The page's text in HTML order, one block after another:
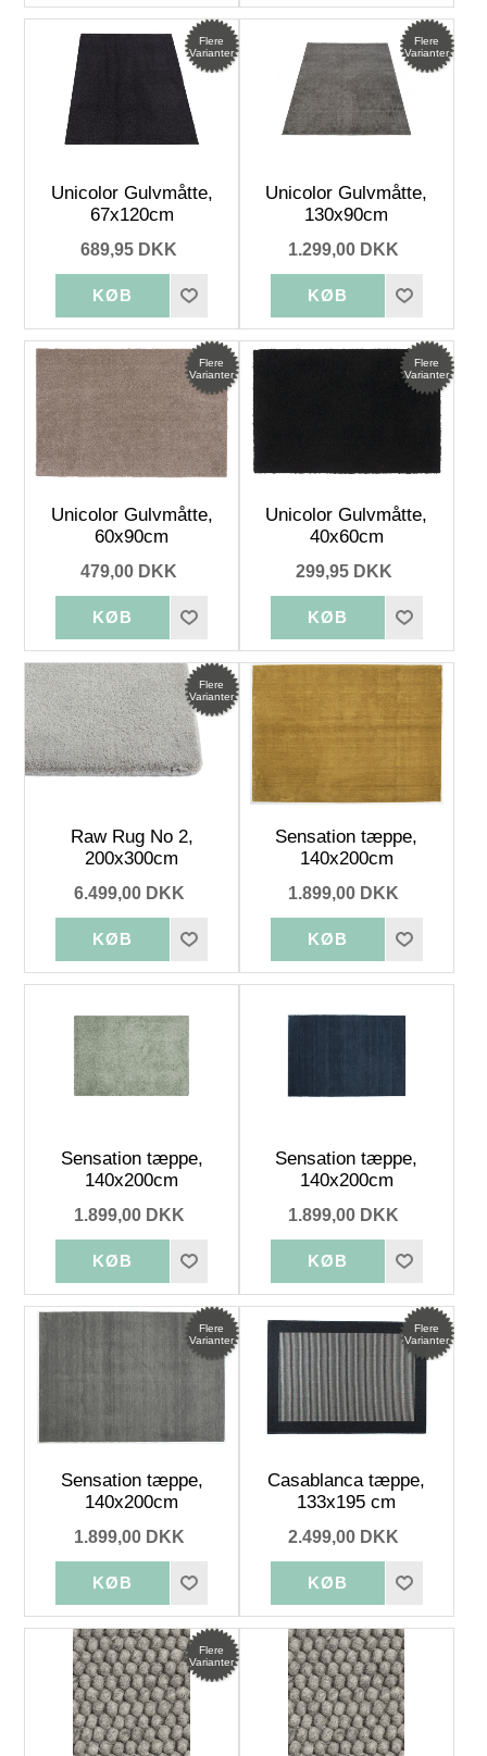
Flere
Varianter
Unicolor Gulvmåtte,
67x120cm
689,95 DKK
Flere
Varianter
Unicolor Gulvmåtte,
130x90cm
1.299,00 DKK
Flere
Varianter
Unicolor Gulvmåtte,
60x90cm
479,00 DKK
Flere
Varianter
Unicolor Gulvmåtte,
40x60cm
299,95 DKK
Flere
Varianter
Raw Rug No 2,
200x300cm
6.499,00 DKK
Sensation tæppe,
140x200cm
1.899,00 DKK
Sensation tæppe,
140x200cm
1.899,00 DKK
Sensation tæppe,
140x200cm
1.899,00 DKK
Flere
Varianter
Sensation tæppe,
140x200cm
1.899,00 DKK
Flere
Varianter
Casablanca tæppe,
133x195 cm
2.499,00 DKK
Flere
Varianter